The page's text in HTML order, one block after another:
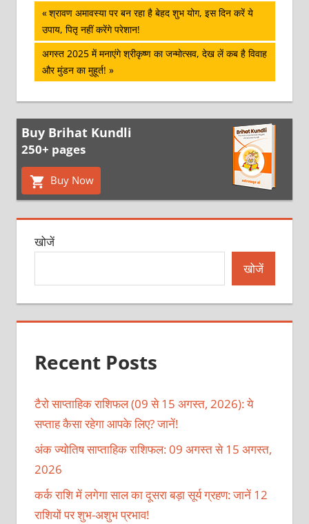
पोस्ट
नेविगेशन
Previous
Post:
श्रावण अमावस्या पर बन रहा है बेहद शुभ योग, इस दिन करें ये
उपाय, पितृ नहीं करेंगे परेशान!
Next
Post:
अगस्‍त 2025 में मनाएंगे श्रीकृष्‍ण का जन्‍मोत्‍सव, देख लें कब है विवाह
और मुंडन का मुहूर्त!
Buy Brihat Kundli
250+ pages
Buy Now
खोजें
खोजें
Recent Posts
टैरो साप्ताहिक राशिफल (09 से 15 अगस्त, 2026): ये
सप्ताह कैसा रहेगा आपके लिए? जानें!
अंक ज्योतिष साप्ताहिक राशिफल: 09 अगस्त से 15 अगस्त,
2026
कर्क राशि में लगेगा साल का दूसरा बड़ा सूर्य ग्रहण: जानें 12
राशियों पर शुभ-अशुभ प्रभाव!